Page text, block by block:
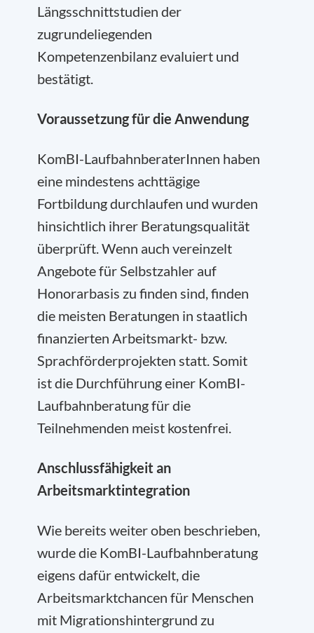
Längsschnittstudien der
zugrundeliegenden
Kompetenzenbilanz evaluiert und
bestätigt.
Voraussetzung für die Anwendung
KomBI-LaufbahnberaterInnen haben
eine mindestens achttägige
Fortbildung durchlaufen und wurden
hinsichtlich ihrer Beratungsqualität
überprüft. Wenn auch vereinzelt
Angebote für Selbstzahler auf
Honorarbasis zu finden sind, finden
die meisten Beratungen in staatlich
finanzierten Arbeitsmarkt- bzw.
Sprachförderprojekten statt. Somit
ist die Durchführung einer KomBI-
Laufbahnberatung für die
Teilnehmenden meist kostenfrei.
Anschlussfähigkeit an
Arbeitsmarktintegration
Wie bereits weiter oben beschrieben,
wurde die KomBI-Laufbahnberatung
eigens dafür entwickelt, die
Arbeitsmarktchancen für Menschen
mit Migrationshintergrund zu